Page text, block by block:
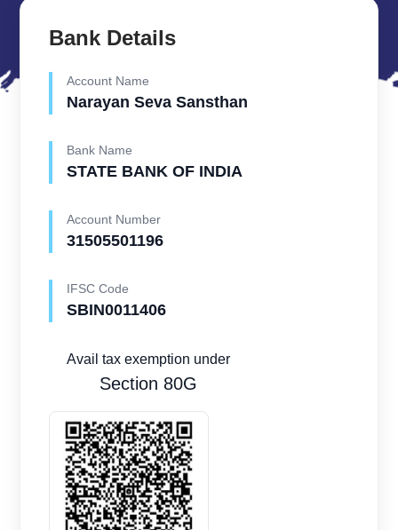
Bank Details
Account Name
Narayan Seva Sansthan
Bank Name
STATE BANK OF INDIA
Account Number
31505501196
IFSC Code
SBIN0011406
Avail tax exemption under
Section 80G